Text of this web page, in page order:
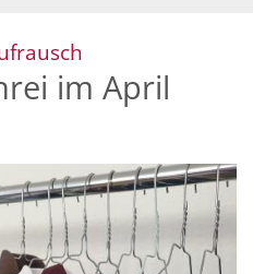
im April